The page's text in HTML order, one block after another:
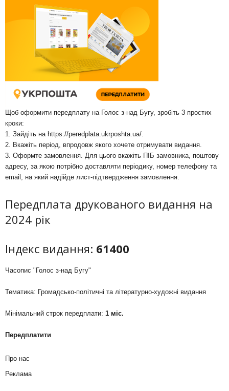
Щоб оформити передплату на Голос з-над Бугу, зробіть 3 простих
кроки:
1. Зайдіть на https://peredplata.ukrposhta.ua/
2. Вкажіть період, впродовж якого хочете отримувати видання.
3. Оформте замовлення. Для цього вкажіть ПІБ замовника, поштову
адресу, за якою потрібно доставляти періодику, номер телефону та
email, на який надійде лист-підтвердження замовлення.
Передплата друкованого видання на
2024 рік
Індекс видання: 61400
Часопис "Голос з-над Бугу"
Тематика: Громадсько-політичні та літературно-художні видання
Мінімальний строк передплати: 1 міс.
Передплатити
Про нас
Реклама